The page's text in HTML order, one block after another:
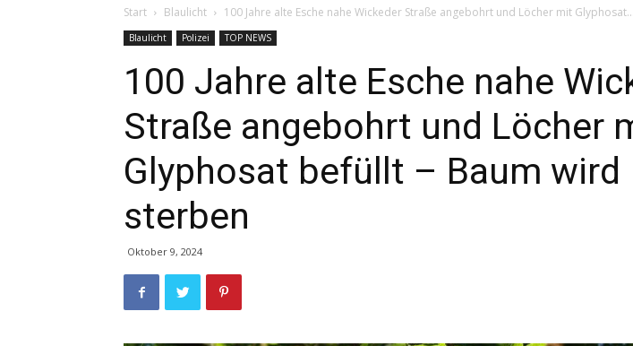
Start Blaulicht 100 Jahre alte Esche nahe Wickeder Straße angebohrt und Löcher mit Glyphosat...
Blaulicht Polizei TOP NEWS
100 Jahre alte Esche nahe
Straße angebohrt und Löcher
Glyphosat befüllt – Baum wird
sterben
Oktober 9, 2024